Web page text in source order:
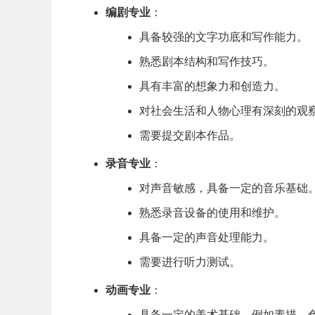
编剧专业 ：
具备较强的文字功底和写作能力。
熟悉剧本结构和写作技巧。
具有丰富的想象力和创造力。
对社会生活和人物心理有深刻的观
需要提交剧本作品。
录音专业 ：
对声音敏感，具备一定的音乐基础。
熟悉录音设备的使用和维护。
具备一定的声音处理能力。
需要进行听力测试。
动画专业 ：